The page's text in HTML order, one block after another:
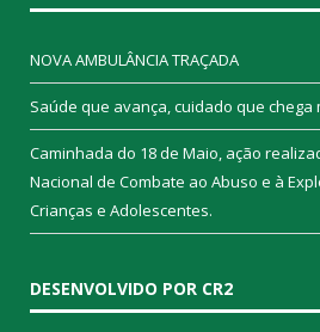
NOVA AMBULÂNCIA TRAÇADA
Saúde que avança, cuidado que
Caminhada do 18 de Maio, ação
Nacional de Combate ao Abuso e à
Crianças e Adolescentes.
DESENVOLVIDO POR CR2